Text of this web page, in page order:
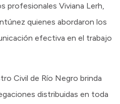
profesionales Viviana Lerh,
quienes abordaron los
efectiva en el trabajo
Civil de Río Negro brinda
distribuidas en toda